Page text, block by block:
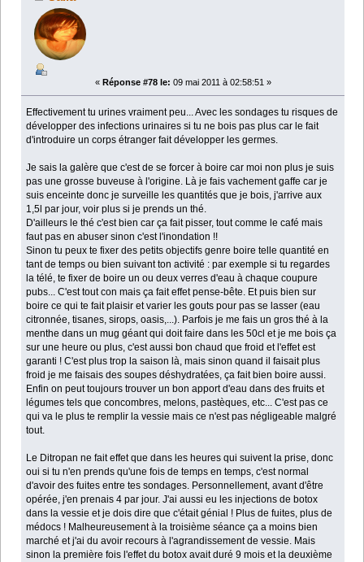
« Réponse #78 le: 09 mai 2011 à 02:58:51 »
Effectivement tu urines vraiment peu... Avec les sondages tu risques de
développer des infections urinaires si tu ne bois pas plus car le fait
d'introduire un corps étranger fait développer les germes.
Je sais la galère que c'est de se forcer à boire car moi non plus je suis
pas une grosse buveuse à l'origine. Là je fais vachement gaffe car je
suis enceinte donc je surveille les quantités que je bois, j'arrive aux
1,5l par jour, voir plus si je prends un thé.
D'ailleurs le thé c'est bien car ça fait pisser, tout comme le café mais
faut pas en abuser sinon c'est l'inondation !!
Sinon tu peux te fixer des petits objectifs genre boire telle quantité en
tant de temps ou bien suivant ton activité : par exemple si tu regardes
la télé, te fixer de boire un ou deux verres d'eau à chaque coupure
pubs... C'est tout con mais ça fait effet pense-bête. Et puis bien sur
boire ce qui te fait plaisir et varier les gouts pour pas se lasser (eau
citronnée, tisanes, sirops, oasis,...). Parfois je me fais un gros thé à la
menthe dans un mug géant qui doit faire dans les 50cl et je me bois ça
sur une heure ou plus, c'est aussi bon chaud que froid et l'effet est
garanti ! C'est plus trop la saison là, mais sinon quand il faisait plus
froid je me faisais des soupes déshydratées, ça fait bien boire aussi.
Enfin on peut toujours trouver un bon apport d'eau dans des fruits et
légumes tels que concombres, melons, pastèques, etc... C'est pas ce
qui va le plus te remplir la vessie mais ce n'est pas négligeable malgré
tout.
Le Ditropan ne fait effet que dans les heures qui suivent la prise, donc
oui si tu n'en prends qu'une fois de temps en temps, c'est normal
d'avoir des fuites entre tes sondages. Personnellement, avant d'être
opérée, j'en prenais 4 par jour. J'ai aussi eu les injections de botox
dans la vessie et je dois dire que c'était génial ! Plus de fuites, plus de
médocs ! Malheureusement à la troisième séance ça a moins bien
marché et j'ai du avoir recours à l'agrandissement de vessie. Mais
sinon la première fois l'effet du botox avait duré 9 mois et la deuxième